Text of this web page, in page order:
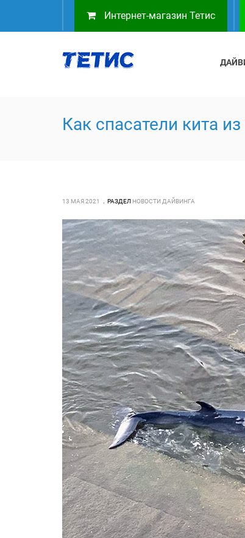
Интернет-магазин Тетис
Как спасатели кита
13 МАЯ 2021 РАЗДЕЛ НОВОСТИ ДАЙВИНГА